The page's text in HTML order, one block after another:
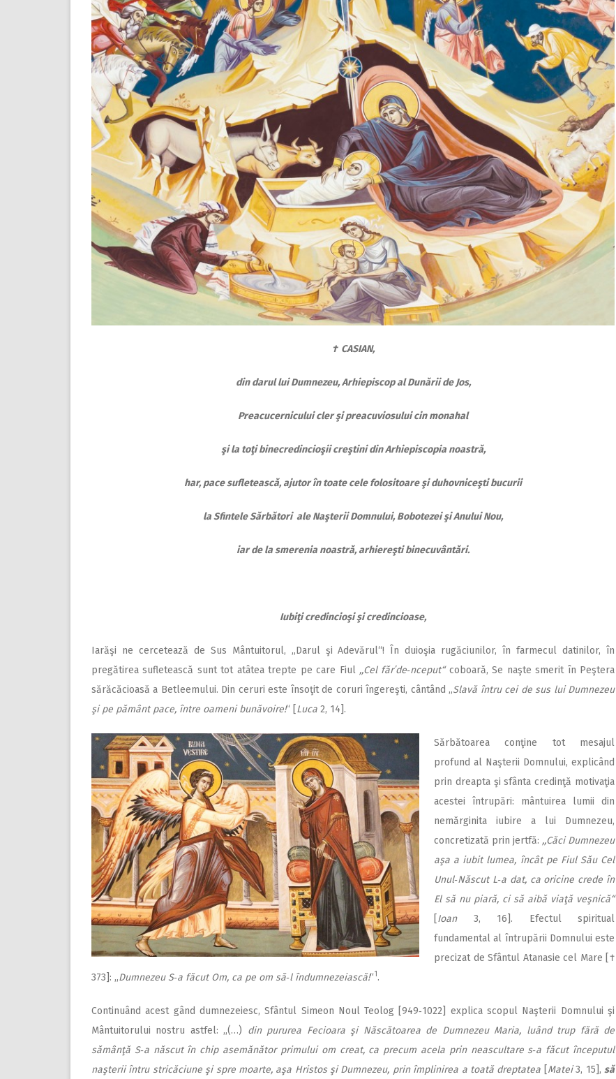
† CASIAN,
din darul lui Dumnezeu, Arhiepiscop al Dunării de Jos,
Preacucernicului cler şi preacuviosului cin monahal
şi la toţi binecredincioşii creştini din Arhiepiscopia noastră,
har, pace sufletească, ajutor în toate cele folositoare şi duhovniceşti bucurii
la Sfintele Sărbători ale Naşterii Domnului, Bobotezei şi Anului Nou,
iar de la smerenia noastră, arhiereşti binecuvântări.
Iubiţi credincioşi şi credincioase,
Iarăşi ne cercetează de Sus Mântuitorul, ,,Darul şi Adevărul“! În duioşia rugăciunilor, în farmecul datinilor, în
pregătirea sufletească sunt tot atâtea trepte pe care Fiul ,,Cel făr᾽de‑nceput“coboară, Se naşte smerit în Peştera
sărăcăcioasă a Betleemului. Din ceruri este însoţit de coruri îngereşti, cântând ,,Slavă întru cei de sus lui Dumnezeu
şi pe pământ pace, între oameni bunăvoire!“ [ Luca 2, 14].
Sărbătoarea conţine tot mesajul
profund al Naşterii Domnului, explicând
prin dreapta şi sfânta credinţă motivaţia
acestei întrupări: mântuirea lumii din
nemărginita iubire a lui Dumnezeu,
concretizată prin jertfă: ,,Căci Dumnezeu
aşa a iubit lumea, încât pe Fiul Său Cel
Unul‑Născut L‑a dat, ca oricine crede în
El să nu piară, ci să aibă viaţă veşnică“
Ioan3, 16]. Efectul spiritual
fundamental al întrupării Domnului este
precizat de Sfântul Atanasie cel Mare [†
373]: ,,Dumnezeu S‑a făcut Om, ca pe om să‑l îndumnezeiască!“1 .
Continuând acest gând dumnezeiesc, Sfântul Simeon Noul Teolog [949‑1022] explica scopul Naşterii Domnului şi
Mântuitorului nostru astfel: ,,(…) din pururea Fecioara şi Născătoarea de Dumnezeu Maria, luând trup fără de
sămânţă S‑a născut în chip asemănător primului om creat, ca precum acela prin neascultare s‑a făcut începutul
naşterii întru stricăciune şi spre moarte, aşa Hristos şi Dumnezeu, prin împlinirea a toată dreptatea
Matei3, 15],să